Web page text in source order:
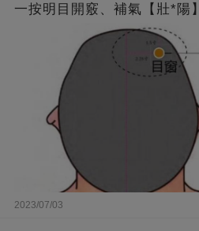
一按明目開竅、補氣【壯*陽】
2023/07/03